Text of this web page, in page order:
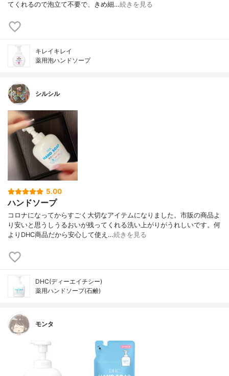
てくれるので泡立て不要で、きめ細…続きを見る
キレイキレイ
薬用泡ハンドソープ
シルシル
5.00
ハンドソープ
コロナになってからすごく大切なアイテムになりました。市販の商品よ
り安いと思うしうるおいが残ってくれる洗い上がりがうれしいです。何
よりDHC商品だから安心して使え…続きを見る
DHC(ディーエイチシー)
薬用ハンドソープ(石鹸)
モンタ